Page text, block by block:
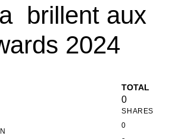
brillent aux
2024
TOTAL
0
SHARES
0